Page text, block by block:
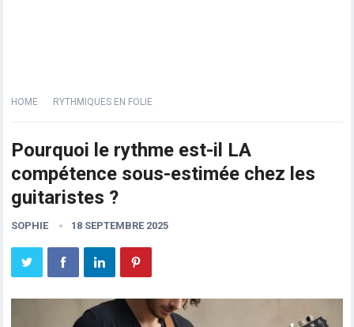
HOME RYTHMIQUES EN FOLIE
Pourquoi le rythme est-il LA
compétence sous-estimée chez les
guitaristes ?
SOPHIE 18 SEPTEMBRE 2025